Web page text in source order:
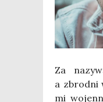
Za
a zbrod­ni
mi